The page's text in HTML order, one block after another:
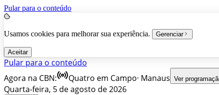
Pular para o conteúdo
Usamos cookies para melhorar sua experiência. Gerenciar
Aceitar
Pular para o conteúdo
Agora na CBN:
Quatro em Campo· Manaus Ver
Quarta-feira, 5 de agosto de 2026